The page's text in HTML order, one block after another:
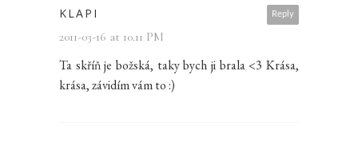
Reply
KLAPI
2011-03-16 at 10.11 PM
Ta skříň je božská, taky bych ji brala <3 Krása,
krása, závidím vám to :)